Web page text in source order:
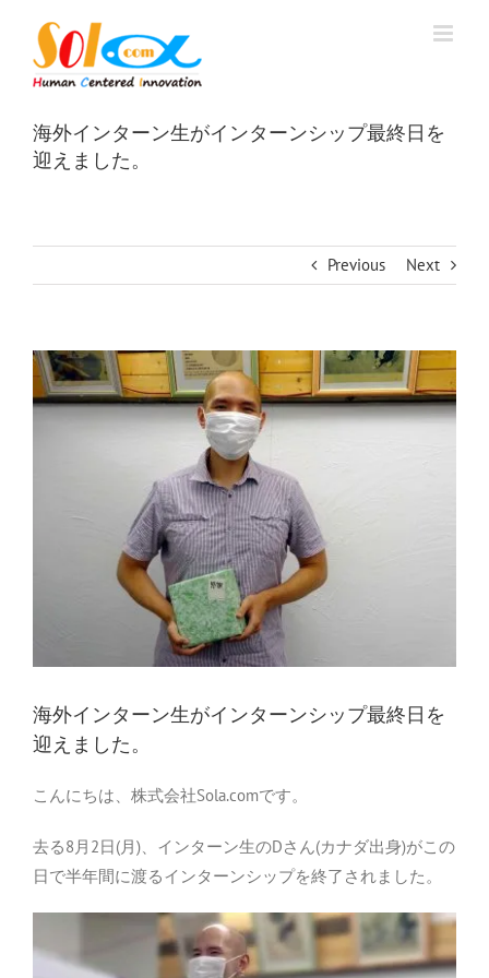
content
海外インターン生がインターンシップ最終日を
迎えました。
Previous Next
View
Larger
海外インターン生がインターンシップ最終日を
迎えました。
こんにちは、株式会社Sola.comです。
去る8月2日(月)、インターン生のDさん(カナダ出身)がこの
日で半年間に渡るインターンシップを終了されました。